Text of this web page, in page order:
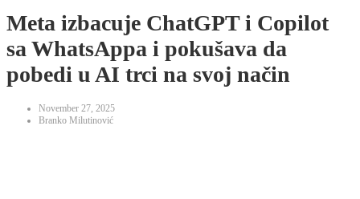
Meta izbacuje ChatGPT i Copilot
sa WhatsAppa i pokušava da
pobedi u AI trci na svoj način
November 27, 2025
Branko Milutinović